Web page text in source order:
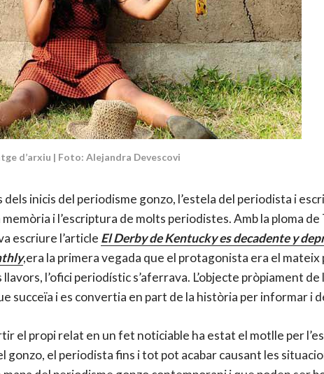
d’arxiu | Foto: Alejandra Devescovi
inicis del periodisme gonzo, l’estela del periodista i
i l’escriptura de molts periodistes. Amb la ploma
escriure l’article El Derby de Kentucky es decadente y
,era la primera vegada que el protagonista era el mateix
llavors, l’ofici periodístic s’aferrava. L’objecte pròpiament
succeïa i es convertia en part de la història per informar i
el propi relat en un fet noticiable ha estat el motlle per
gonzo, el periodista fins i tot pot acabar causant les